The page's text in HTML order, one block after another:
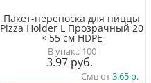
Пакет-переноска для пиццы
Pizza Holder L Прозрачный 20
× 55 см HDPE
100
3.97
Смв от3.65